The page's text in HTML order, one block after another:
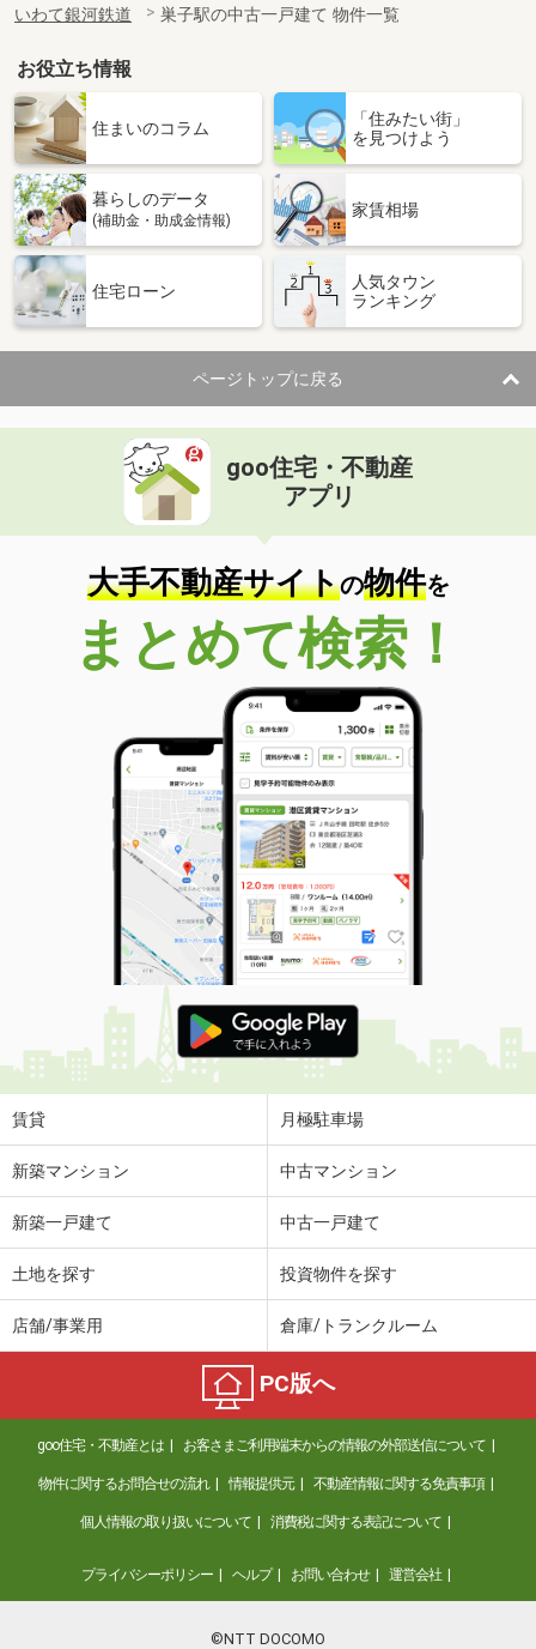
いわて銀河鉄道
巣子駅の中古一戸建て 物件一覧
お役立ち情報
住まいのコラム
「住みたい街」
を見つけよう
暮らしのデータ
(補助金・助成金情報)
家賃相場
住宅ローン
人気タウン
ランキング
ページトップに戻る
goo住宅・不動産
アプリ
大手不動産サイトの物件を
まとめて検索！
賃貸 月極駐車場
新築マンション 中古マンション
新築一戸建て 中古一戸建て
土地を探す 投資物件を探す
店舗/事業用 倉庫/トランクルーム
PC版へ
goo住宅・不動産とは お客さまご利用端末からの情報の外部送信について
物件に関するお問合せの流れ 情報提供元 不動産情報に関する免責事項
個人情報の取り扱いについて 消費税に関する表記について
プライバシーポリシー ヘルプ お問い合わせ 運営会社
©NTT DOCOMO